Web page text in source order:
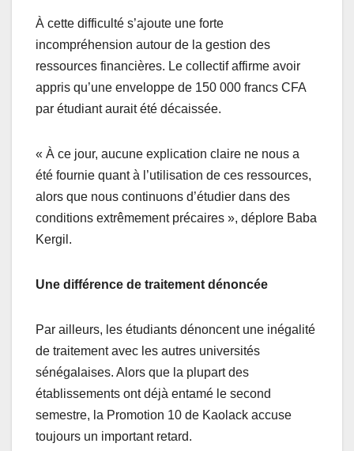
À cette difficulté s’ajoute une forte
incompréhension autour de la gestion des
ressources financières. Le collectif affirme avoir
appris qu’une enveloppe de 150 000 francs CFA
par étudiant aurait été décaissée.
« À ce jour, aucune explication claire ne nous a
été fournie quant à l’utilisation de ces ressources,
alors que nous continuons d’étudier dans des
conditions extrêmement précaires », déplore Baba
Kergil.
Une différence de traitement dénoncée
Par ailleurs, les étudiants dénoncent une inégalité
de traitement avec les autres universités
sénégalaises. Alors que la plupart des
établissements ont déjà entamé le second
semestre, la Promotion 10 de Kaolack accuse
toujours un important retard.